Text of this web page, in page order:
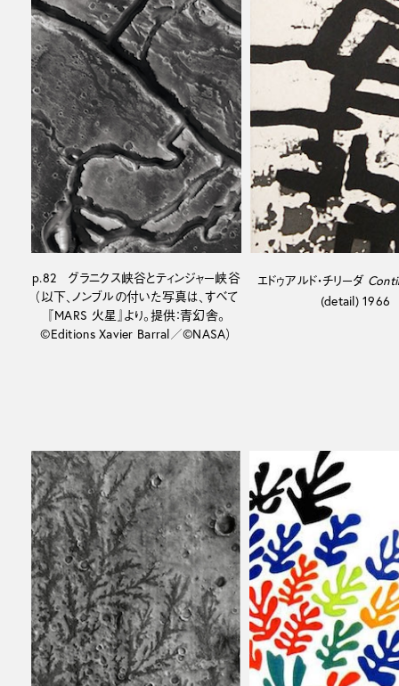
p.82 グラニクス峡谷とティンジャー峡谷
（以下、ノンブルの付いた写真は、すべて
『MARS 火星』より。提供：青幻舎。
©Editions Xavier Barral／©NASA）
エドゥアルド・チリーダ
(detail) 1966